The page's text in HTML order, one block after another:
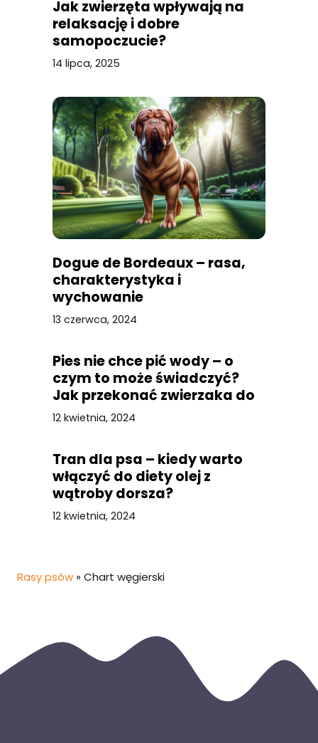
Jak zwierzęta wpływają na
relaksację i dobre
samopoczucie?
14 lipca, 2025
Dogue de Bordeaux – rasa,
charakterystyka i
wychowanie
13 czerwca, 2024
Pies nie chce pić wody – o
czym to może świadczyć?
Jak przekonać zwierzaka do
picia?
12 kwietnia, 2024
Tran dla psa – kiedy warto
włączyć do diety olej z
wątroby dorsza?
12 kwietnia, 2024
Rasy psów » Chart węgierski